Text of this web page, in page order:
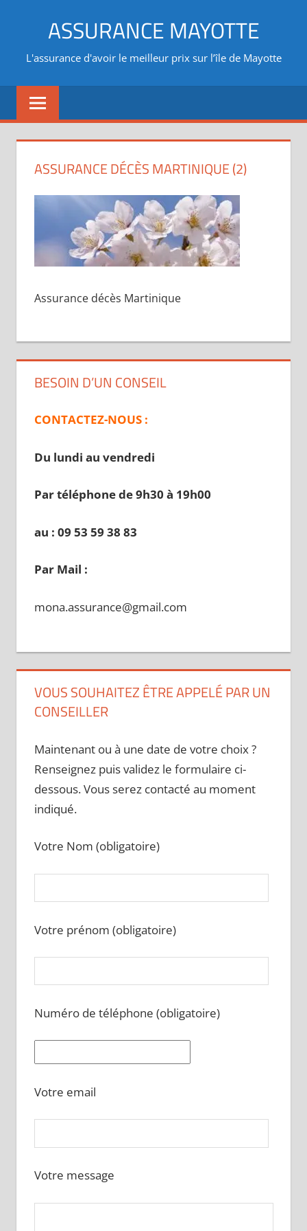
ASSURANCE MAYOTTE
L'assurance d'avoir le meilleur prix sur l’île de Mayotte
ASSURANCE DÉCÈS MARTINIQUE (2)
Assurance décès Martinique
BESOIN D’UN CONSEIL
CONTACTEZ-NOUS :
Du lundi au vendredi
Par téléphone de 9h30 à 19h00
au : 09 53 59 38 83
Par Mail :
mona.assurance@gmail.com
VOUS SOUHAITEZ ÊTRE APPELÉ PAR UN
CONSEILLER
Maintenant ou à une date de votre choix ?
Renseignez puis validez le formulaire ci-
dessous. Vous serez contacté au moment
indiqué.
Votre Nom (obligatoire)
Votre prénom (obligatoire)
Numéro de téléphone (obligatoire)
Votre email
Votre message